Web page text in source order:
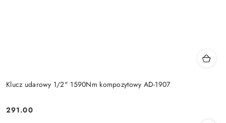
Klucz udarowy 1/2" 1590Nm kompozytowy AD-1907
Cena:
291.00